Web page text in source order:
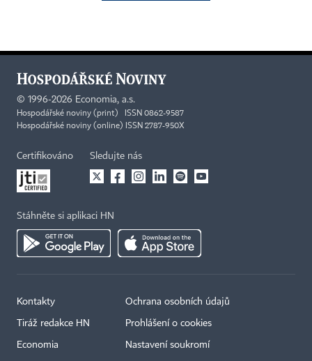
© 1996-2026 Economia, a.s.
Hospodářské noviny (print) ISSN 0862-9587
Hospodářské noviny (online) ISSN 2787-950X
Certifikováno Sledujte nás
Stáhněte si aplikaci HN
Kontakty
Tiráž redakce HN
Economia
Ochrana osobních údajů
Prohlášení o cookies
Nastavení soukromí